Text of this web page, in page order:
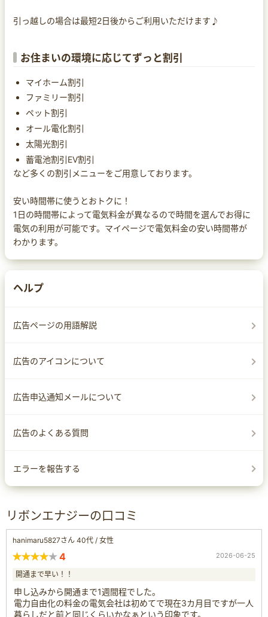
引っ越しの場合は最短2日後からご利用いただけます♪
お住まいの環境に応じてずっと割引
マイホーム割引
ファミリー割引
ペット割引
オール電化割引
太陽光割引
蓄電池割引EV割引
など多くの割引メニューをご用意しております。
安い時間帯に使うとおトクに！
1日の時間帯によって電気料金が異なるので時間を選んでお得に
電気の利用が可能です。マイページで電気料金の安い時間帯が
わかります。
ヘルプ
広告ページの用語解説
広告のアイコンについて
広告申込通知メールについて
広告のよくある質問
エラーを報告する
リボンエナジーの口コミ
hanimaru5827さん 40代 / 女性
4 2026-06-25
開通まで早い！！
申し込みから開通まで1週間程でした。
電力自由化の料金の電気会社は初めてで現在3カ月目ですが一人
暮らしだと前と同じくらいかなぁという印象です。